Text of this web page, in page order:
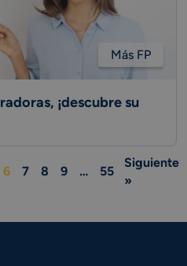
Más FP
¡descubre su
6 7 8 9 … 55
Siguiente
»